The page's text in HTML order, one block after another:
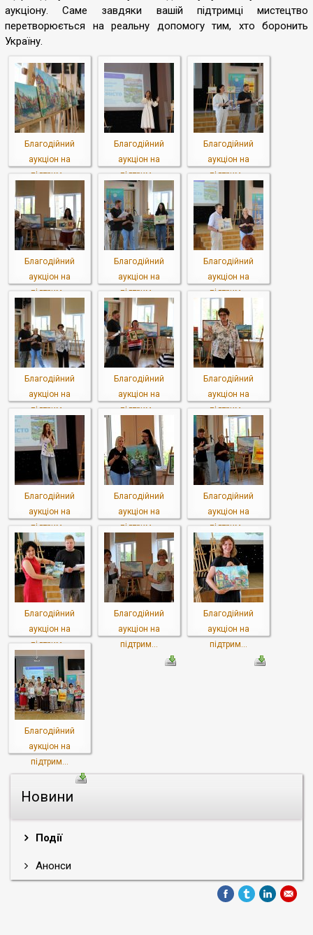
Новини
Події
Анонси
аукціону. Саме завдяки вашій підтримці мистецтво
перетворюється на реальну допомогу тим, хто боронить
Україну.
Благодійний
аукціон на
підтрим...
Благодійний
аукціон на
підтрим...
Благодійний
аукціон на
підтрим...
Благодійний
аукціон на
підтрим...
Благодійний
аукціон на
підтрим...
Благодійний
аукціон на
підтрим...
Благодійний
аукціон на
підтрим...
Благодійний
аукціон на
підтрим...
Благодійний
аукціон на
підтрим...
Благодійний
аукціон на
підтрим...
Благодійний
аукціон на
підтрим...
Благодійний
аукціон на
підтрим...
Благодійний
аукціон на
підтрим...
Благодійний
аукціон на
підтрим...
Благодійний
аукціон на
підтрим...
Благодійний
аукціон на
підтрим...